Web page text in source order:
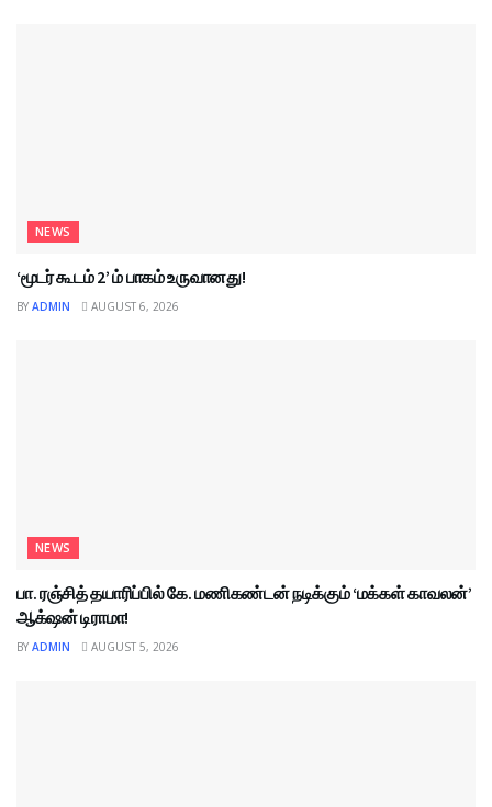
NEWS
‘மூடர் கூடம் 2’ ம் பாகம் உருவானது!
BY ADMIN AUGUST 6, 2026
NEWS
பா. ரஞ்சித் தயாரிப்பில் கே. மணிகண்டன் நடிக்கும் ‘மக்கள் காவலன்’
ஆக்‌ஷன் டிராமா!
BY ADMIN AUGUST 5, 2026